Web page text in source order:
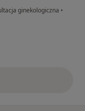
ginekologiczna •